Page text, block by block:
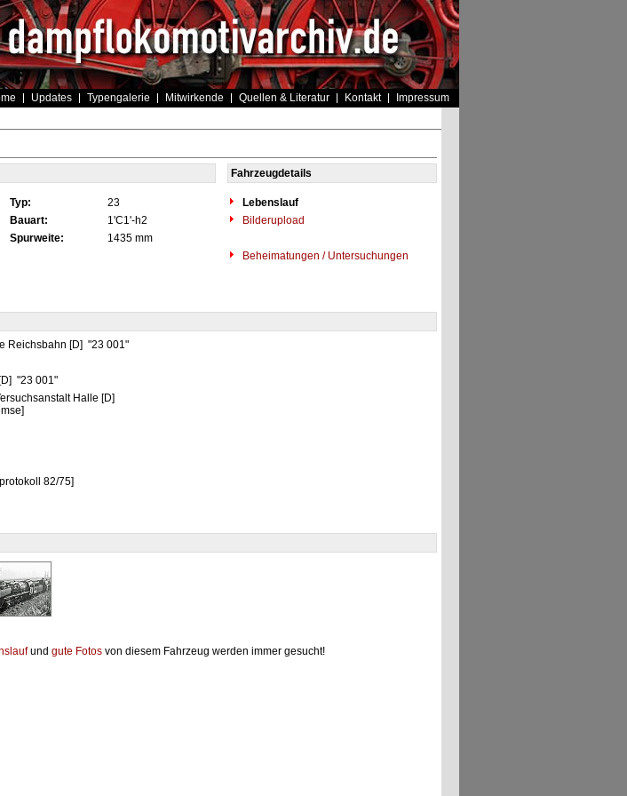
Updates Typengalerie Mitwirkende Quellen & Literatur Kontakt Impressum
Fahrzeugdetails
Typ: 23
Lebenslauf
Bauart: 1'C1'-h2
Bilderupload
Spurweite:
1435 mm
Beheimatungen / Untersuchungen
Reichsbahn [D] "23 001"
"23 001"
Halle [D]
82/75]
und gute Fotos von diesem Fahrzeug werden immer gesucht!